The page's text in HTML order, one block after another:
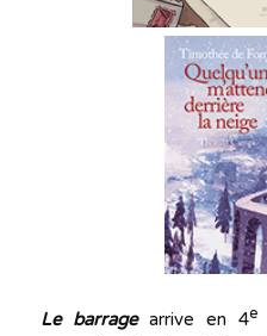
Le barragearrive en 4e